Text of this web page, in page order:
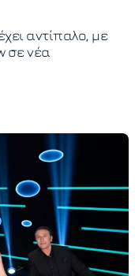
αντίπαλο, με
σε νέα